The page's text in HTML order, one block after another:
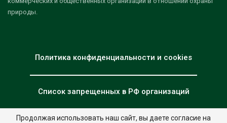
природы.
Политика конфиденциальности и cookies
Список запрещенных в РФ организаций
Продолжая использовать наш сайт, вы даете согласие на